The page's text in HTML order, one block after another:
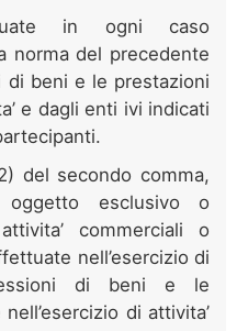
in ogni caso
norma del precedente
di beni e le prestazioni
e dagli enti ivi indicati
del secondo comma,
esclusivo o
commerciali o
nell’esercizio di
di beni e le
di attivita’